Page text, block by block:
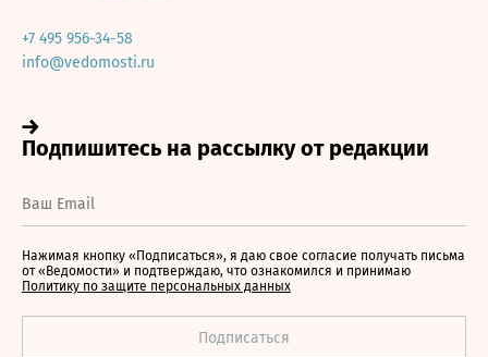
+7 495 956-34-58
info@vedomosti.ru
Нажимая кнопку «Подписаться», я даю свое согласие получать письма
от «Ведомости» и подтверждаю, что ознакомился и принимаю
Политику по защите персональных данных